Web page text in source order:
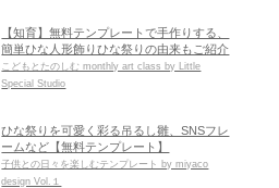
【知育】無料テンプレートで手作りする、
簡単ひな人形飾りひな祭りの由来もご紹介
こどもとたのしむ monthly art class by Little
Special Studio
ひな祭りを可愛く彩る吊るし雛、SNSフレ
ームなど【無料テンプレート】
子供との日々を楽しむテンプレート by miyaco
design Vol.１